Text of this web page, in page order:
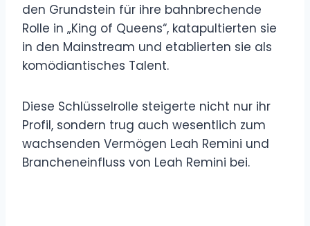
den Grundstein für ihre bahnbrechende
Rolle in „King of Queens“, katapultierten sie
in den Mainstream und etablierten sie als
komödiantisches Talent.
Diese Schlüsselrolle steigerte nicht nur ihr
Profil, sondern trug auch wesentlich zum
wachsenden Vermögen Leah Remini und
Brancheneinfluss von Leah Remini bei.